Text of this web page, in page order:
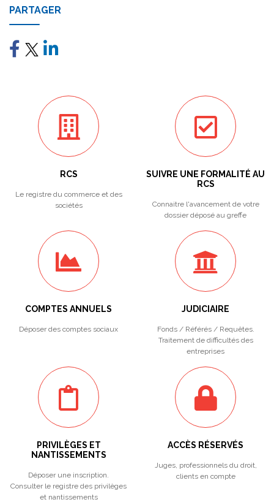
PARTAGER
RCS
Le registre du commerce et des
sociétés
SUIVRE UNE FORMALITÉ AU
RCS
Connaitre l'avancement de votre
dossier déposé au greffe
COMPTES ANNUELS
Déposer des comptes sociaux
JUDICIAIRE
Fonds / Référés / Requêtes.
Traitement de difficultés des
entreprises
PRIVILÈGES ET
NANTISSEMENTS
Déposer une inscription.
Consulter le registre des privilèges
et nantissements
ACCÈS RÉSERVÉS
Juges, professionnels du droit,
clients en compte